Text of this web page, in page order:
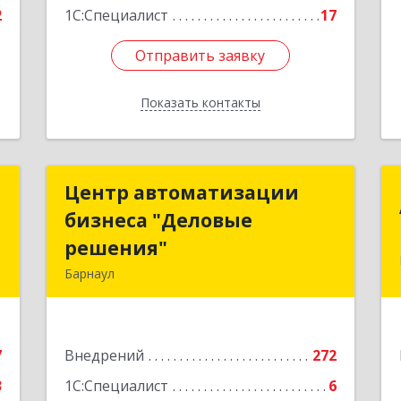
1С:Специалист
17
Отправить заявку
Показать контакты
Отправить заявку
Назад
Центр автоматизации
бизнеса "Деловые
решения"
Барнаул
Внедрений
272
1С:Специалист
6
Центр автоматизации
бизнеса "Деловые
Подробнее